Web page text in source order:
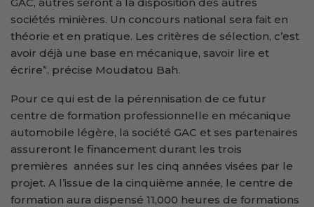
sociétés minières. Un concours national sera fait en
théorie et en pratique. Les critères de sélection, c’est
avoir déjà une base en mécanique, savoir lire et
écrire’‘, précise Moudatou Bah.
Pour ce qui est de la pérennisation de ce futur
centre de formation professionnelle en mécanique
automobile légère, la société GAC et ses partenaires
assureront le financement durant les trois
premières années sur les cinq années visées par le
projet. A l’issue de la cinquième année, le centre de
formation aura dispensé 11,000 heures de formations